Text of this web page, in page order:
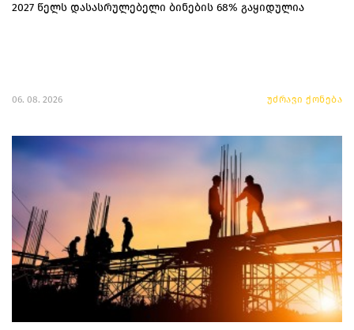
2027 წელს დასასრულებელი ბინების 68% გაყიდულია
06. 08. 2026 უძრავი ქონება